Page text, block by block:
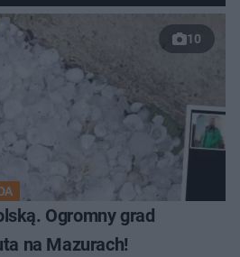
10
Ogromny grad
na Mazurach!